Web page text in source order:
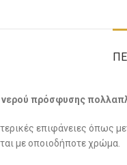
νερού πρόσφυσης
επιφάνειες όπως
με οποιοδήποτε χρώμα.